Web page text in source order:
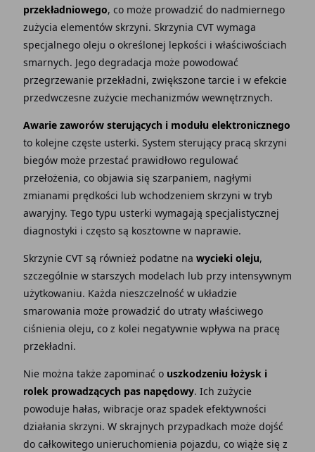
przekładniowego, co może prowadzić do nadmiernego
zużycia elementów skrzyni. Skrzynia CVT wymaga
specjalnego oleju o określonej lepkości i właściwościach
smarnych. Jego degradacja może powodować
przegrzewanie przekładni, zwiększone tarcie i w efekcie
przedwczesne zużycie mechanizmów wewnętrznych.
Awarie zaworów sterujących i modułu elektronicznego
to kolejne częste usterki. System sterujący pracą skrzyni
biegów może przestać prawidłowo regulować
przełożenia, co objawia się szarpaniem, nagłymi
zmianami prędkości lub wchodzeniem skrzyni w tryb
awaryjny. Tego typu usterki wymagają specjalistycznej
diagnostyki i często są kosztowne w naprawie.
Skrzynie CVT są również podatne na wycieki oleju,
szczególnie w starszych modelach lub przy intensywnym
użytkowaniu. Każda nieszczelność w układzie
smarowania może prowadzić do utraty właściwego
ciśnienia oleju, co z kolei negatywnie wpływa na pracę
przekładni.
Nie można także zapominać o uszkodzeniu łożysk i
rolek prowadzących pas napędowy. Ich zużycie
powoduje hałas, wibracje oraz spadek efektywności
działania skrzyni. W skrajnych przypadkach może dojść
do całkowitego unieruchomienia pojazdu, co wiąże się z